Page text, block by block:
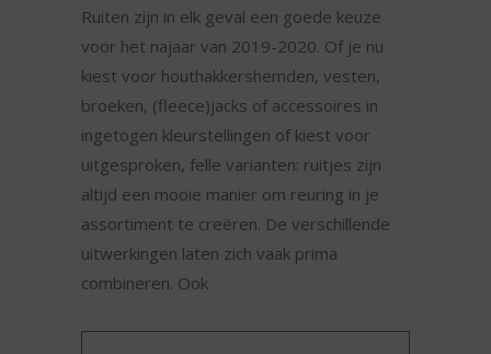
Ruiten zijn in elk geval een goede keuze
voor het najaar van 2019-2020. Of je nu
kiest voor houthakkershemden, vesten,
broeken, (fleece)jacks of accessoires in
ingetogen kleurstellingen of kiest voor
uitgesproken, felle varianten: ruitjes zijn
altijd een mooie manier om reuring in je
assortiment te creëren. De verschillende
uitwerkingen laten zich vaak prima
combineren. Ook